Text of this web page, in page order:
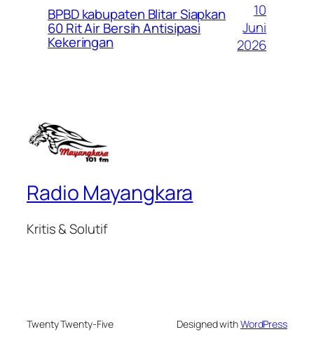
BPBD kabupaten Blitar Siapkan
60 Rit Air Bersih Antisipasi
Kekeringan
10
Juni
2026
Radio Mayangkara
Kritis & Solutif
Twenty Twenty-Five Designed withWordPress